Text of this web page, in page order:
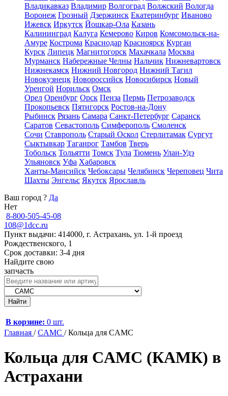
Владикавказ Владимир Волгоград Волжский Вологда
Воронеж Грозный Дзержинск Екатеринбург Иваново
Ижевск Иркутск Йошкар-Ола Казань
Калининград Калуга Кемерово Киров Комсомольск-на-
Амуре Кострома Краснодар Красноярск Курган
Курск Липецк Магнитогорск Махачкала Москва
Мурманск Набережные Челны Нальчик Нижневартовск
Нижнекамск Нижний Новгород Нижний Тагил
Новокузнецк Новороссийск Новосибирск Новый
Уренгой Норильск Омск
Орел Оренбург Орск Пенза Пермь Петрозаводск
Прокопьевск Пятигорск Ростов-на-Дону
Рыбинск Рязань Самара Санкт-Петербург Саранск
Саратов Севастополь Симферополь Смоленск
Сочи Ставрополь Старый Оскол Стерлитамак Сургут
Сыктывкар Таганрог Тамбов Тверь
Тобольск Тольятти Томск Тула Тюмень Улан-Удэ
Ульяновск Уфа Хабаровск
Ханты-Мансийск Чебоксары Челябинск Череповец Чита
Шахты Энгельс Якутск Ярославль
Ваш город ? Да
Нет
8-800-505-45-08
108@1dcc.ru
Пункт выдачи: 414000, г. Астрахань, ул. 1-й проезд
Рождественского, 1
Срок доставки: 3-4 дня
Найдите свою
запчасть
В корзине: 0 шт.
Главная /CAMC /Кольца для CAMC
Кольца для CAMC (КАМК) в
Астрахани